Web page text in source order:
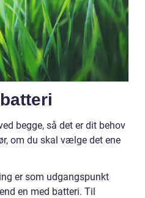
begge, så det er dit behov
om du skal vælge det ene
er som udgangspunkt
en med batteri. Til